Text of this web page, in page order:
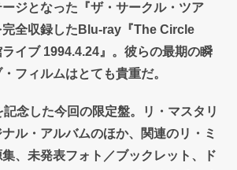
ジとなった『ザ・サークル・ツア
完全収録したBlu-ray『The Circle
イブ 1994.4.24』。彼らの最期の瞬
フィルムはとても貴重だ。
念した今回の限定盤。リ・マスタリ
ル・アルバムのほか、関連のリ・ミ
、未発表フォト／ブックレット、ド